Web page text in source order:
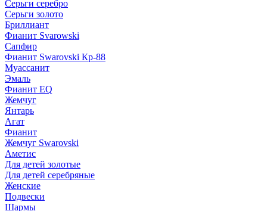
Серьги серебро
Серьги золото
Бриллиант
Фианит Svarowski
Сапфир
Фианит Swarovski Кр-88
Муассанит
Эмаль
Фианит EQ
Жемчуг
Янтарь
Агат
Фианит
Жемчуг Swarovski
Аметис
Для детей золотые
Для детей серебряные
Женские
Подвески
Шармы